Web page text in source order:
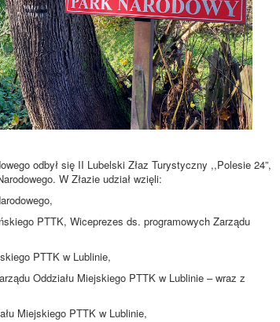
odbył się II Lubelski Złaz Turystyczny ,,Polesie 24”,
W Złazie udział wzięli:
PTTK, Wiceprezes ds. programowych Zarządu
PTTK w Lublinie,
Oddziału Miejskiego PTTK w Lublinie – wraz z
Miejskiego PTTK w Lublinie,